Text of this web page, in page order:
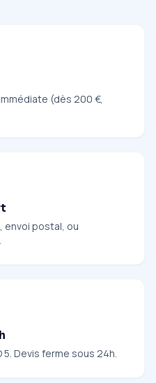
(dès 200 €,
envoi postal, ou
5. Devis ferme sous 24h.